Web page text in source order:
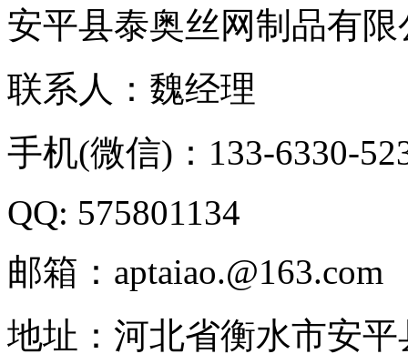
安平县泰奥丝网制品有限
联系人：魏经理
手机(微信)：133-6330-
QQ: 575801134
邮箱：aptaiao.@163.com
地址：河北省衡水市安